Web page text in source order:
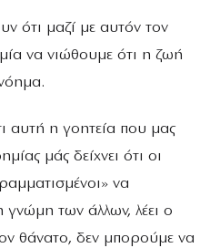
ότι μαζί με αυτόν τον
να νιώθουμε ότι η ζωή
αυτή η γοητεία που μας
μάς δείχνει ότι οι
να
γνώμη των άλλων, λέει ο
θάνατο, δεν μπορούμε να